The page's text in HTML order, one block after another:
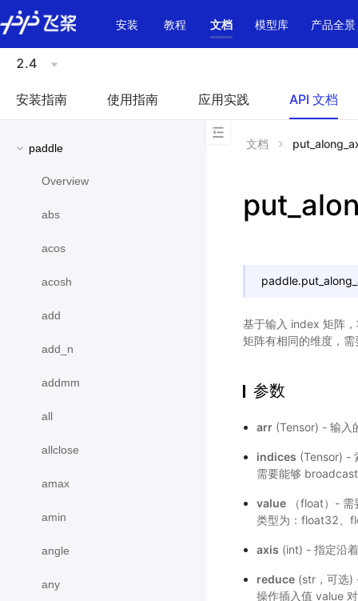
\u200E
安装
教程 文档 模型库 产品全景
2.4
安装指南 使用指南 应用实践 API 文档
paddle
Overview
abs
acos
acosh
add
add_n
addmm
all
allclose
amax
amin
angle
any
文档
paddle.
基于输入 index 矩阵
矩阵有相同的维度，
参数
arr(Tensor) - 输入
indices (Tensor) -
需要能够
value（float）- 需
类型为：float32、
axis (int) - 指定沿
reduce(str，可选)
操作插入值 value